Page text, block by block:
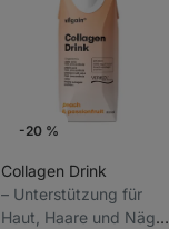
-20 %
Wochenaktion
Collagen Drink
⁠–⁠ Unterstützung für
Haut, Haare und Nägel